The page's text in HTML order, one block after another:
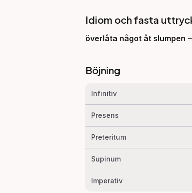
Idiom och fasta
överlåta något åt slumpen
Böjning
Infinitiv
Presens
Preteritum
Supinum
Imperativ